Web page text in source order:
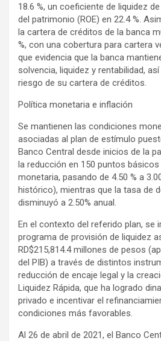
18.6 %, un coeficiente de liquidez
del patrimonio (ROE) en 22.4 %.
la cartera de créditos de la banca
%, con una cobertura para cartera
que evidencia que la banca
solvencia, liquidez y rentabilidad,
riesgo de su cartera de créditos.
Política monetaria e inflación
Se mantienen las condiciones
asociadas al plan de estímulo
Banco Central desde inicios de la
la reducción en 150 puntos
monetaria, pasando de 4.50 % a
histórico), mientras que la tasa de
disminuyó a 2.50% anual.
En el contexto del referido plan, se
programa de provisión de liquidez
RD$215,814.4 millones de pesos
del PIB) a través de distintos
reducción de encaje legal y la
Liquidez Rápida, que ha logrado
privado e incentivar el
condiciones más favorables.
Al 26 de abril de 2021, el Banco